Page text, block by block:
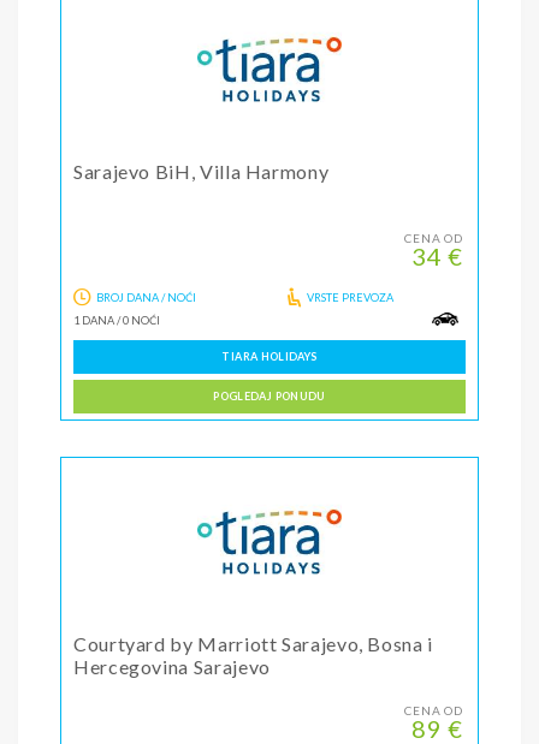
Sarajevo BiH, Villa Harmony
CENA OD
34 €
BROJ DANA / NOĆI
1 DANA/0 NOĆI
VRSTE PREVOZA
TIARA HOLIDAYS
POGLEDAJ PONUDU
Courtyard by Marriott Sarajevo, Bosna i
Hercegovina Sarajevo
CENA OD
89 €